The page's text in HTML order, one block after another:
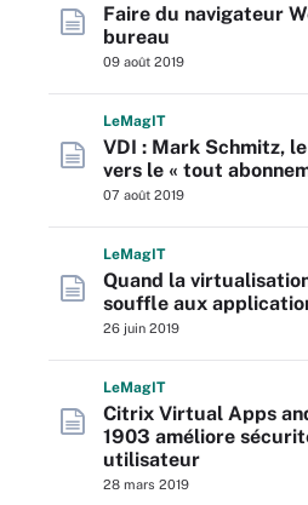
Faire du navigateur
bureau
09 août 2019
LeMagIT
VDI : Mark Schmitz,
vers le « tout
07 août 2019
LeMagIT
Quand la
souffle aux
26 juin 2019
LeMagIT
Citrix Virtual Apps
1903 améliore
utilisateur
28 mars 2019